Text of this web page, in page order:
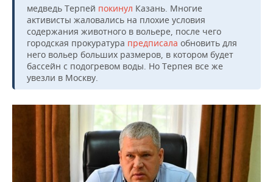
медведь Терпей покинул Казань. Многие
активисты жаловались на плохие условия
содержания животного в вольере, после чего
городская прокуратура предписала обновить для
него вольер больших размеров, в котором будет
бассейн с подогревом воды. Но Терпея все же
увезли в Москву.